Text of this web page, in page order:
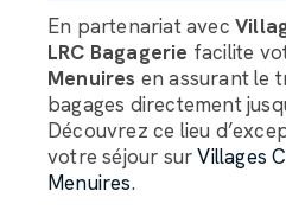
ChatGPT a dit :
En partenariat avec
LRC Bagagerie facilite
Menuires en assurant le
bagages directement
Découvrez ce lieu
votre séjour surVillages
Menuires.